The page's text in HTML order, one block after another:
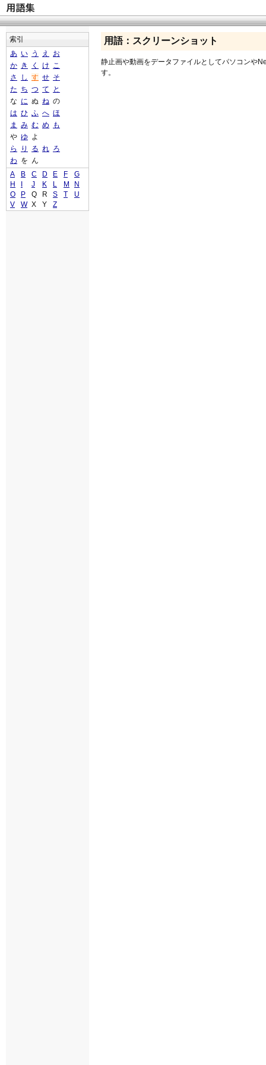
用語：スクリーンショット
静止画や動画をデータファイルとしてパソコンや
す。
索引
あ い う え
お
か き く け こ
さ
し す せ そ
た ち つ て
と
な に ぬ ね の
は ひ ふ へ ほ
ま
み む め
も
や ゆ よ
ら
り る れ ろ
わ を ん
A
B C D E F
G
H
J K L M
N
O
P Q R S T
U
V
W X Y Z